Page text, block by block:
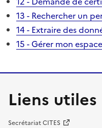
13 - Rechercher un
14 - Extraire des
15 - Gérer mon
Liens utiles
Secrétariat CITES